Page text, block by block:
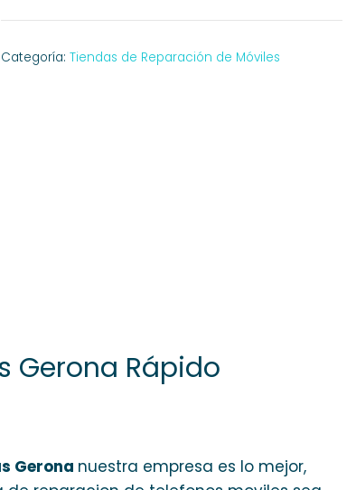
Categoría:Tiendas de Reparación de Móviles
Gerona Rápido
Gerona nuestra empresa es lo mejor,